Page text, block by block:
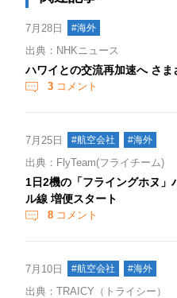
7月28日 #海外
出典：NHKニュース
ハワイとの交流再加速へ さ
3 コメント
7月25日 #航空会社 #海外
出典：FlyTeam(フライチーム)
1日2機の「フライングホヌ
ル線 増便スタート
8 コメント
7月10日 #航空会社 #海外
出典：TRAICY（トライシー）